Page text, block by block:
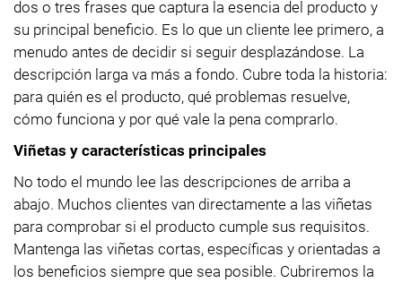
dos o tres frases que captura la esencia del producto y
su principal beneficio. Es lo que un cliente lee primero, a
menudo antes de decidir si seguir desplazándose. La
descripción larga va más a fondo. Cubre toda la historia:
para quién es el producto, qué problemas resuelve,
cómo funciona y por qué vale la pena comprarlo.
Viñetas y características principales
No todo el mundo lee las descripciones de arriba a
abajo. Muchos clientes van directamente a las viñetas
para comprobar si el producto cumple sus requisitos.
Mantenga las viñetas cortas, específicas y orientadas a
los beneficios siempre que sea posible. Cubriremos la